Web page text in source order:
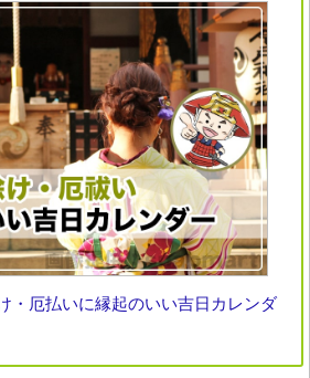
・厄払いに縁起のいい吉日カレンダ